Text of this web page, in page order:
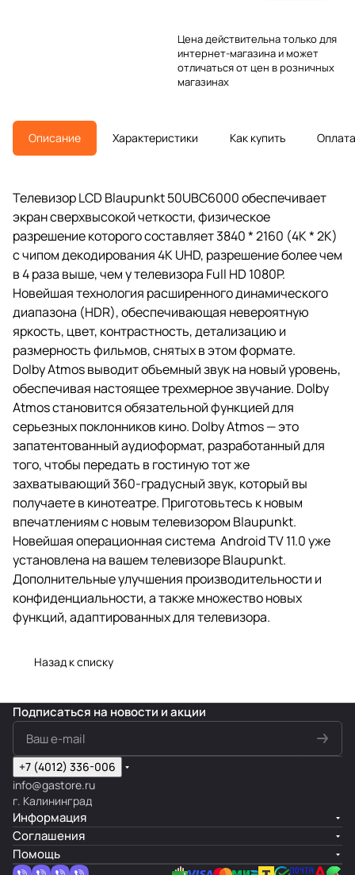
Цена действительна только для
интернет-магазина и может
отличаться от цен в розничных
магазинах
Описание Характеристики Как купить Оплата
Телевизор LCD Blaupunkt 50UBC6000 обеспечивает
экран сверхвысокой четкости, физическое
разрешение которого составляет 3840 * 2160 (4K * 2K)
с чипом декодирования 4K UHD, разрешение более чем
в 4 раза выше, чем у телевизора Full HD 1080P.
Новейшая технология расширенного динамического
диапазона (HDR), обеспечивающая невероятную
яркость, цвет, контрастность, детализацию и
размерность фильмов, снятых в этом формате.
Dolby Atmos выводит объемный звук на новый уровень,
обеспечивая настоящее трехмерное звучание. Dolby
Atmos становится обязательной функцией для
серьезных поклонников кино. Dolby Atmos — это
запатентованный аудиоформат, разработанный для
того, чтобы передать в гостиную тот же
захватывающий 360-градусный звук, который вы
получаете в кинотеатре. Приготовьтесь к новым
впечатлениям с новым телевизором Blaupunkt.
Новейшая операционная система Android TV 11.0 уже
установлена на вашем телевизоре Blaupunkt.
Дополнительные улучшения производительности и
конфиденциальности, а также множество новых
функций, адаптированных для телевизора.
Назад к списку
Подписаться на новости и акции
+7 (4012) 336-006
info@gastore.ru
г. Калининград
Информация
Соглашения
Помощь